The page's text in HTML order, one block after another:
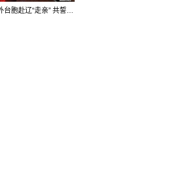
海外台胞赴辽“走亲” 共誓“和平初心”